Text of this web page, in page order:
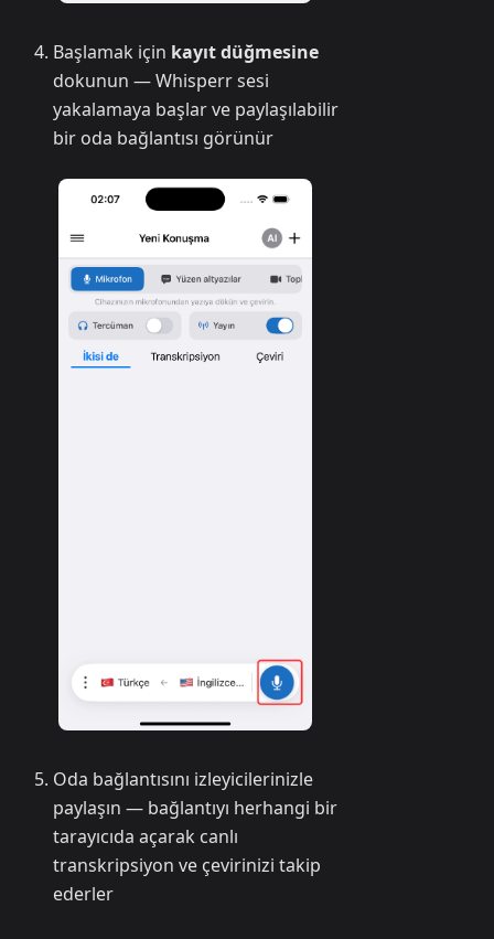
Başlamak için kayıt düğmesine
dokunun — Whisperr sesi
yakalamaya başlar ve paylaşılabilir
bir oda bağlantısı görünür
Oda bağlantısını izleyicilerinizle
paylaşın — bağlantıyı herhangi bir
tarayıcıda açarak canlı
transkripsiyon ve çevirinizi takip
ederler